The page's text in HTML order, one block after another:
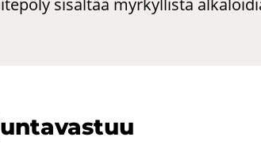
sisältää myrkyllistä